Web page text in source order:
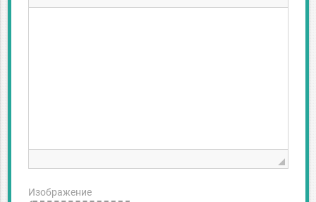
Изображение